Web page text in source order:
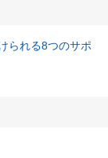
られる8つのサポ